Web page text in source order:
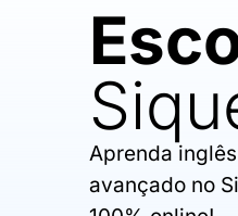
Aprenda
avançado no